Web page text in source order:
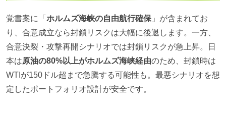
覚書案に「 ホルムズ海峡の自由航行確保 」が含まれてお
り、合意成立なら封鎖リスクは大幅に後退します。一方、
合意決裂・攻撃再開シナリオでは封鎖リスクが急上昇。日
本は原油の80%以上がホルムズ海峡経由のため、封鎖時は
WTIが150ドル超まで急騰する可能性も。最悪シナリオを想
定したポートフォリオ設計が安全です。